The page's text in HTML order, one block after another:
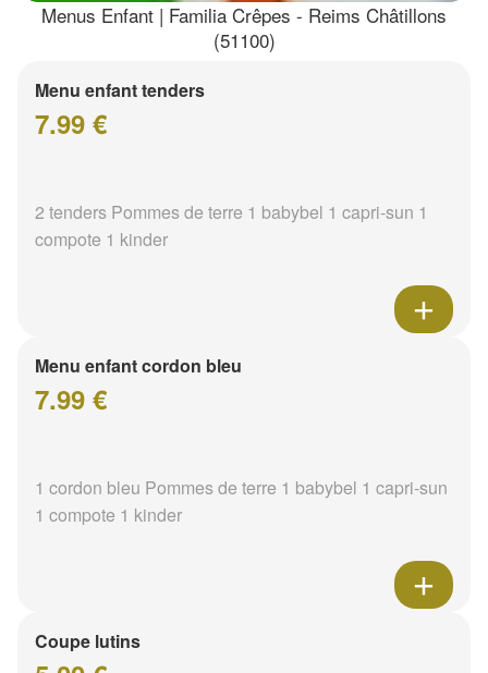
Menus Enfant | Familia Crêpes - Reims Châtillons
(51100)
Menu enfant tenders
7.99 €
2 tenders Pommes de terre 1 babybel 1 capri-sun 1
compote 1 kinder
Menu enfant cordon bleu
7.99 €
1 cordon bleu Pommes de terre 1 babybel 1 capri-sun
1 compote 1 kinder
Coupe lutins